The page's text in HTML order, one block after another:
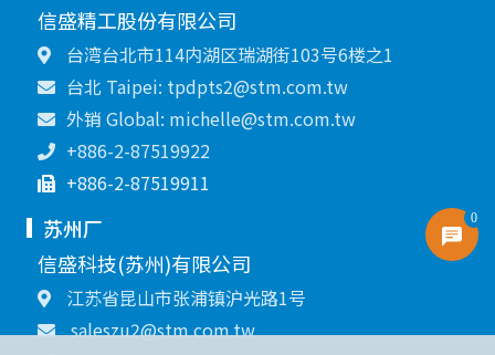
信盛精工股份有限公司
台湾台北市114内湖区瑞湖街103号6楼之1
台北 Taipei: tpdpts2@stm.com.tw
外销 Global: michelle@stm.com.tw
+886-2-87519922
+886-2-87519911
苏州厂
信盛科技(苏州)有限公司
江苏省昆山市张浦镇沪光路1号
saleszu2@stm.com.tw
0